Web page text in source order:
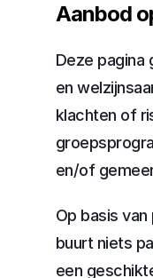
Aanbod
Deze pagina
en
klachten of
en/of
Op basis
buurt niets
een